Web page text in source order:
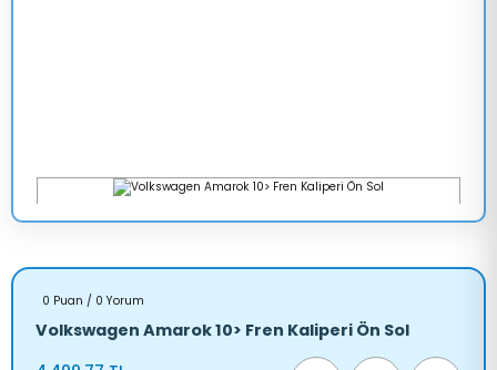
0 Puan / 0 Yorum
Volkswagen Amarok 10> Fren Kaliperi Ön Sol